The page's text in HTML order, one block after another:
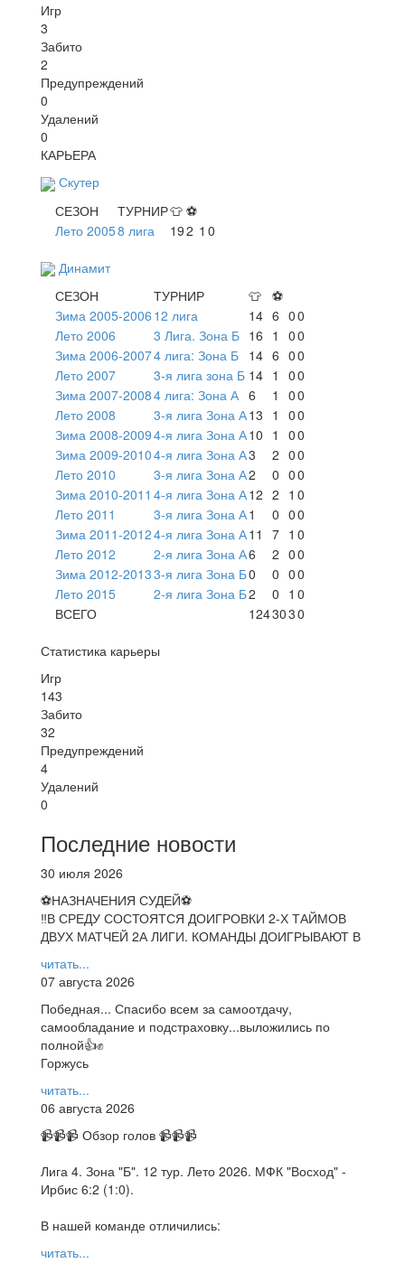
Игр
3
Забито
2
Предупреждений
0
Удалений
0
КАРЬЕРА
Скутер
СЕЗОН
ТУРНИР👕 ⚽
Лето 20058 лига 192 1 0
Динамит
СЕЗОН
ТУРНИР 👕 ⚽
Зима 2005-2006 12 лига 14 6 00
Лето 2006
3 Лига. Зона Б 16 1 00
Зима 2006-20074 лига: Зона Б 14 6 00
Лето 2007
3-я лига зона Б 14 1 00
Зима 2007-20084 лига: Зона А 6 1 00
Лето 2008
3-я лига Зона А13 1 00
Зима 2008-20094-я лига Зона А10 1 00
Зима 2009-20104-я лига Зона А3 2 00
Лето 2010
3-я лига Зона А2 0 00
Зима 2010-2011 4-я лига Зона А12 2 1 0
Лето 2011
3-я лига Зона А1 0 00
Зима 2011-20124-я лига Зона А11 7 1 0
Лето 2012
2-я лига Зона А6 2 00
Зима 2012-20133-я лига Зона Б0 0 00
Лето 2015
2-я лига Зона Б2 0 1 0
ВСЕГО
1243030
Статистика карьеры
Игр
143
Забито
32
Предупреждений
4
Удалений
0
Последние новости
30 июля 2026
⚽НАЗНАЧЕНИЯ СУДЕЙ⚽
‼В СРЕДУ СОСТОЯТСЯ ДОИГРОВКИ 2-Х ТАЙМОВ
ДВУХ МАТЧЕЙ 2А ЛИГИ. КОМАНДЫ ДОИГРЫВАЮТ В
читать...
07 августа 2026
Победная... Спасибо всем за самоотдачу,
самообладание и подстраховку...выложились по
полной👍✊
Горжусь
читать...
06 августа 2026
📹📹📹 Обзор голов 📹📹📹
Лига 4. Зона "Б". 12 тур. Лето 2026. МФК "Восход" -
Ирбис 6:2 (1:0).
В нашей команде отличились:
читать...